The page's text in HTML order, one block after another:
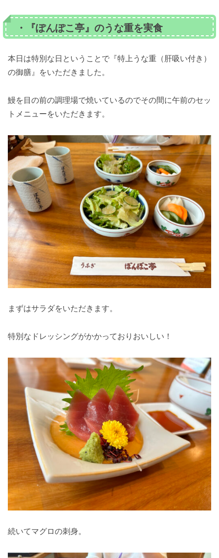
・『ぽんぽこ亭』のうな重を実食
本日は特別な日ということで『特上うな重（肝吸い付き）
の御膳』をいただきました。
鰻を目の前の調理場で焼いているのでその間に午前のセッ
トメニューをいただきます。
まずはサラダをいただきます。
特別なドレッシングがかかっておりおいしい！
続いてマグロの刺身。